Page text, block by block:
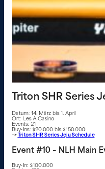
Triton SHR Series
Datum: 14. März bis 1. April
Ort: Les A Casino
Events: 21
Buy-Ins: $20.000 bis $150.000
–>Triton SHR Series Jeju Schedule
Event #10 – NLH Main
Buy-In: $100.000